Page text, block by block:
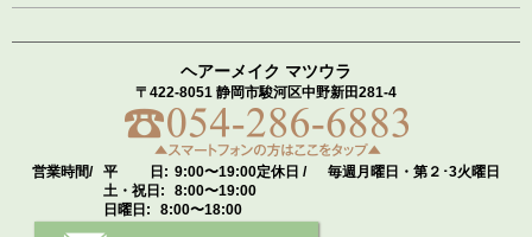
ヘアーメイク マツウラ
〒422-8051 静岡市駿河区中野新田281-4
営業時間/ 平 日: 9:00〜19:00
土・祝日:
8:00〜19:00
日曜日:
8:00〜18:00
定休日 / 毎週月曜日・第２･3火曜日